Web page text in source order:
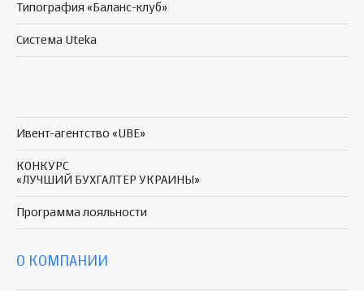
Типография «Баланс-клуб»
Система Uteka
Ивент-агентство «UBE»
КОНКУРС
«ЛУЧШИЙ БУХГАЛТЕР УКРАИНЫ»
Программа лояльности
О КОМПАНИИ